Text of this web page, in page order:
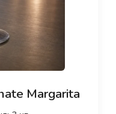
Margarita